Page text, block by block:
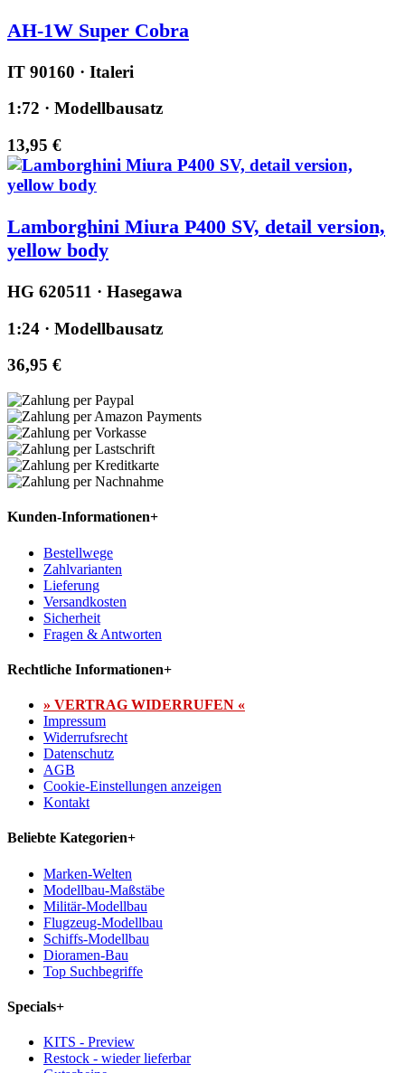
AH-1W Super Cobra
IT 90160 · Italeri
1:72 · Modellbausatz
13,95 €
Lamborghini Miura P400 SV, detail version,
yellow body
HG 620511 · Hasegawa
1:24 · Modellbausatz
36,95 €
Kunden-Informationen+
Bestellwege
Zahlvarianten
Lieferung
Versandkosten
Sicherheit
Fragen & Antworten
Rechtliche Informationen+
» VERTRAG WIDERRUFEN «
Impressum
Widerrufsrecht
Datenschutz
AGB
Cookie-Einstellungen anzeigen
Kontakt
Beliebte Kategorien+
Marken-Welten
Modellbau-Maßstäbe
Militär-Modellbau
Flugzeug-Modellbau
Schiffs-Modellbau
Dioramen-Bau
Top Suchbegriffe
Specials+
KITS - Preview
Restock - wieder lieferbar